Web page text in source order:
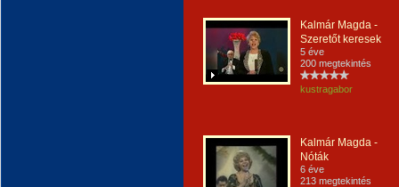
Kalmár Magda -
Szeretőt keresek
5 éve
200 megtekintés
kustragabor
Kalmár Magda -
Nóták
6 éve
213 megtekintés